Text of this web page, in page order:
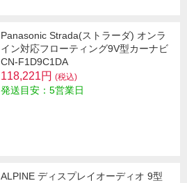
Panasonic Strada(ストラーダ) オンラ
イン対応フローティング9V型カーナビ
CN-F1D9C1DA
118,221円 (税込)
発送目安：5営業日
ALPINE ディスプレイオーディオ 9型